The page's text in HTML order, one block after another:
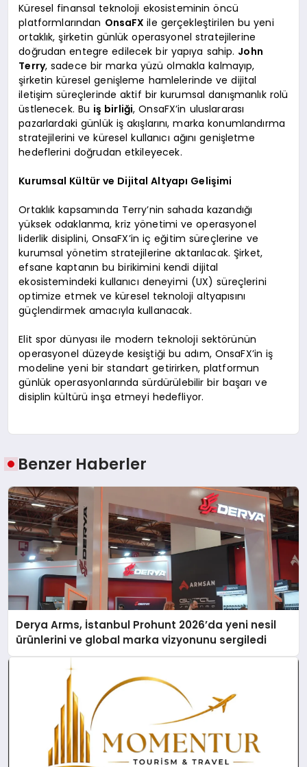
Küresel finansal teknoloji ekosisteminin öncü
platformlarından OnsaFXile gerçekleştirilen bu yeni
ortaklık, şirketin günlük operasyonel stratejilerine
doğrudan entegre edilecek bir yapıya sahip. John
Terry, sadece bir marka yüzü olmakla kalmayıp,
şirketin küresel genişleme hamlelerinde ve dijital
iletişim süreçlerinde aktif bir kurumsal danışmanlık rolü
üstlenecek. Bu iş birliği, OnsaFX’in uluslararası
pazarlardaki günlük iş akışlarını, marka konumlandırma
stratejilerini ve küresel kullanıcı ağını genişletme
hedeflerini doğrudan etkileyecek.
Kurumsal Kültür ve Dijital Altyapı Gelişimi
Ortaklık kapsamında Terry’nin sahada kazandığı
yüksek odaklanma, kriz yönetimi ve operasyonel
liderlik disiplini, OnsaFX’in iç eğitim süreçlerine ve
kurumsal yönetim stratejilerine aktarılacak. Şirket,
efsane kaptanın bu birikimini kendi dijital
ekosistemindeki kullanıcı deneyimi (UX) süreçlerini
optimize etmek ve küresel teknoloji altyapısını
güçlendirmek amacıyla kullanacak.
Elit spor dünyası ile modern teknoloji sektörünün
operasyonel düzeyde kesiştiği bu adım, OnsaFX’in iş
modeline yeni bir standart getirirken, platformun
günlük operasyonlarında sürdürülebilir bir başarı ve
disiplin kültürü inşa etmeyi hedefliyor.
Benzer Haberler
Derya Arms, İstanbul Prohunt 2026’da yeni nesil
ürünlerini ve global marka vizyonunu sergiledi